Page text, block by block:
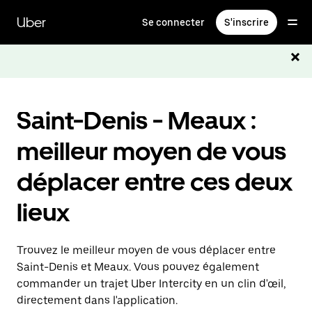
contenu
principal
Uber Se connecter S'inscrire
Saint-Denis - Meaux :
meilleur moyen de vous
déplacer entre ces deux
lieux
Trouvez le meilleur moyen de vous déplacer entre
Saint-Denis et Meaux. Vous pouvez également
commander un trajet Uber Intercity en un clin d'œil,
directement dans l'application.